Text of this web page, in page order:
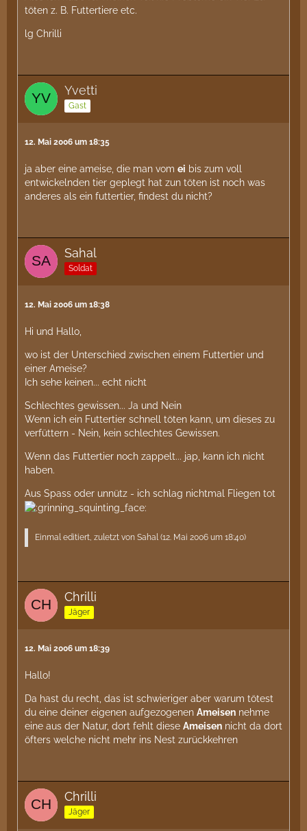
töten z. B. Futtertiere etc.
lg Chrilli
Yvetti
Gast
12. Mai 2006 um 18:35
ja aber eine ameise, die man vom ei bis zum voll
entwickelnden tier geplegt hat zun töten ist noch was
anderes als ein futtertier, findest du nicht?
Sahal
Soldat
12. Mai 2006 um 18:38
Hi und Hallo,
wo ist der Unterschied zwischen einem Futtertier und
einer Ameise?
Ich sehe keinen... echt nicht
Schlechtes gewissen... Ja und Nein
Wenn ich ein Futtertier schnell töten kann, um dieses zu
verfüttern - Nein, kein schlechtes Gewissen.
Wenn das Futtertier noch zappelt... jap, kann ich nicht
haben.
Aus Spass oder unnütz - ich schlag nichtmal Fliegen tot
Einmal editiert, zuletzt von Sahal (12. Mai 2006 um 18:40)
Chrilli
Jäger
12. Mai 2006 um 18:39
Hallo!
Da hast du recht, das ist schwieriger aber warum tötest
du eine deiner eigenen aufgezogenen Ameisen nehme
eine aus der Natur, dort fehlt diese Ameisen nicht da dort
öfters welche nicht mehr ins Nest zurückkehren
Chrilli
Jäger